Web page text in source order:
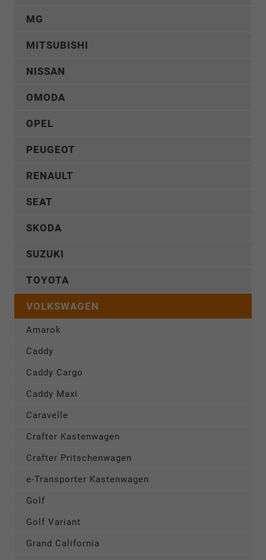
MG
MITSUBISHI
NISSAN
OMODA
OPEL
PEUGEOT
RENAULT
SEAT
SKODA
SUZUKI
TOYOTA
VOLKSWAGEN
Amarok
Caddy
Caddy Cargo
Caddy Maxi
Caravelle
Crafter Kastenwagen
Crafter Pritschenwagen
e-Transporter Kastenwagen
Golf
Golf Variant
Grand California